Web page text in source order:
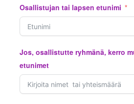
Osallistujan tai lapsen etunimi
Jos, osallistutte ryhmänä, kerro
etunimet